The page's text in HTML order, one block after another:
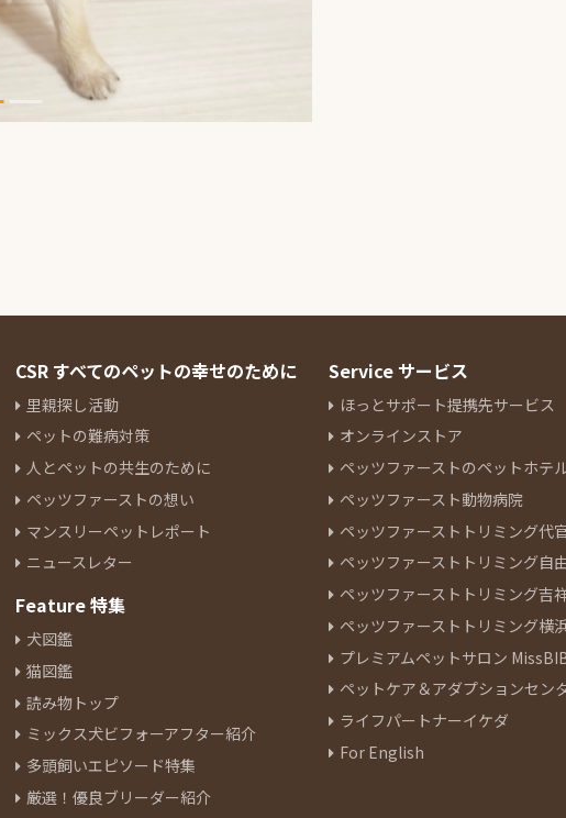
CSR すべてのペットの幸せのために
里親探し活動
ペットの難病対策
人とペットの共生のために
ペッツファーストの想い
マンスリーペットレポート
ニュースレター
Feature 特集
犬図鑑
猫図鑑
読み物トップ
ミックス犬ビフォーアフター紹介
多頭飼いエピソード特集
厳選！優良ブリーダー紹介
Service サービス
ほっとサポート提携先サービス
オンラインストア
ペッツファーストのペットホテ
ペッツファースト動物病院
ペッツファーストトリミング代
ペッツファーストトリミング自
ペッツファーストトリミング吉
ペッツファーストトリミング横
プレミアムペットサロン
ペットケア＆アダプションセン
ライフパートナーイケダ
For English